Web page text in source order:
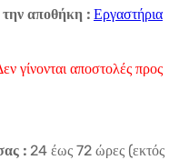
αποθήκη : Εργαστήρια
γίνονται αποστολές προς
: 24 έως 72 ώρες (εκτός